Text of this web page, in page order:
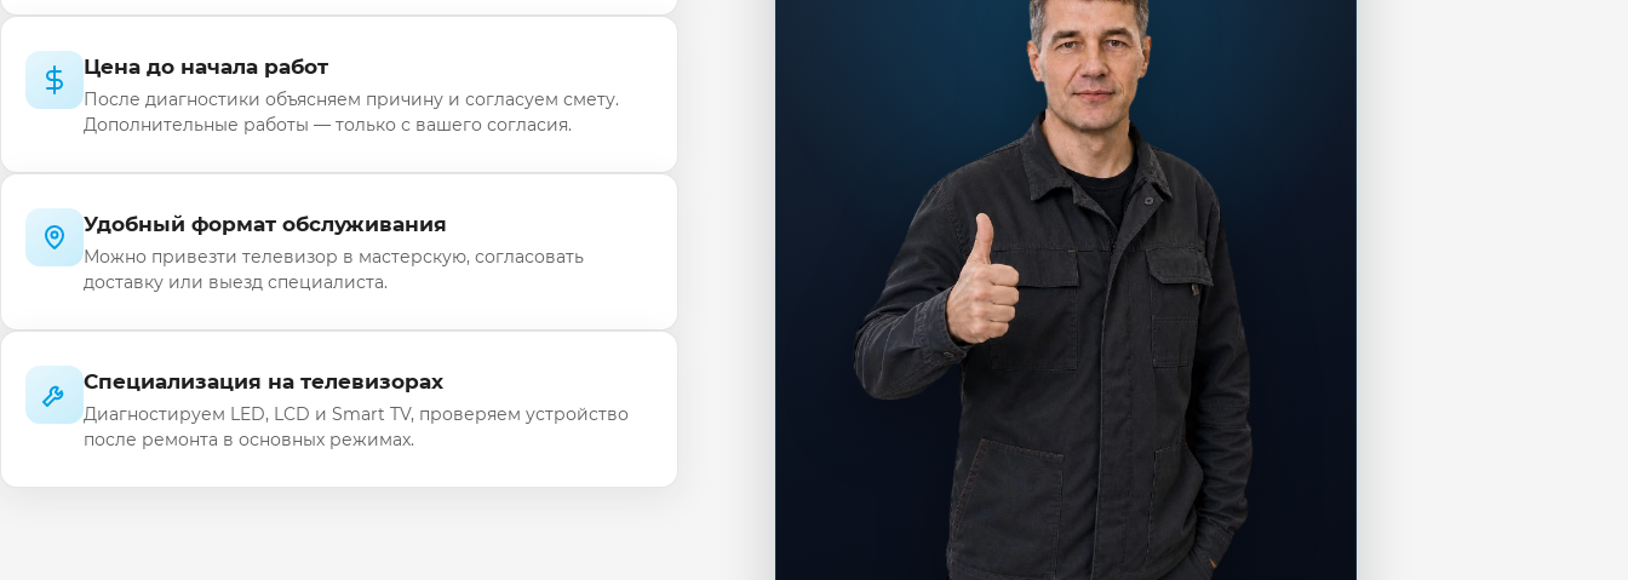
Цена до начала работ
После диагностики объясняем причину и согласуем смету.
Дополнительные работы — только с вашего согласия.
Удобный формат обслуживания
Можно привезти телевизор в мастерскую, согласовать
доставку или выезд специалиста.
Специализация на телевизорах
Диагностируем LED, LCD и Smart TV, проверяем устройство
после ремонта в основных режимах.